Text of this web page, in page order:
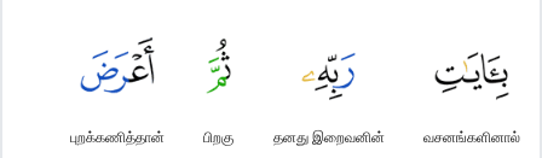
வசனங்களினால்
தனது இறைவனின்
பிறகு
புறக்கணித்தான்